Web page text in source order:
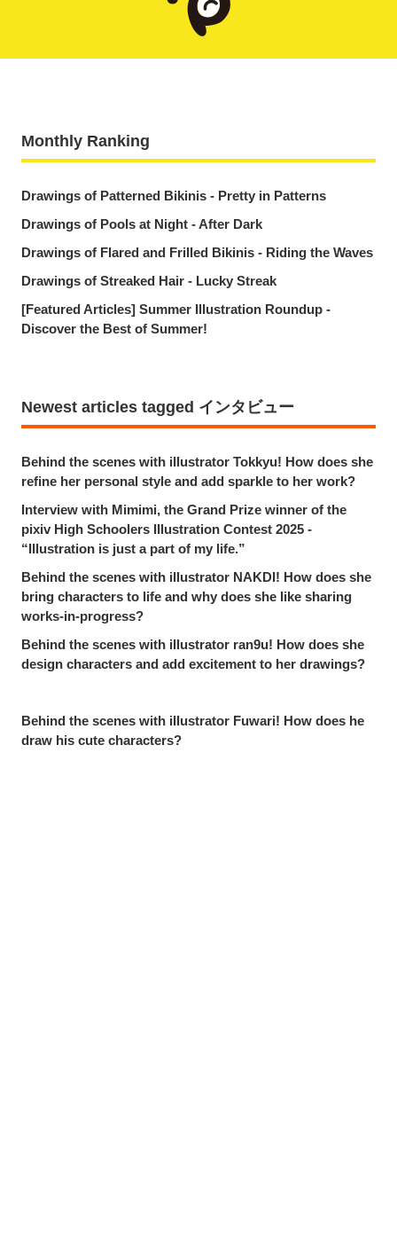
Monthly Ranking
Drawings of Patterned Bikinis - Pretty in Patterns
Drawings of Pools at Night - After Dark
Drawings of Flared and Frilled Bikinis - Riding the Waves
Drawings of Streaked Hair - Lucky Streak
[Featured Articles] Summer Illustration Roundup -
Discover the Best of Summer!
Newest articles tagged インタビュー
Behind the scenes with illustrator Tokkyu! How does she
refine her personal style and add sparkle to her work?
Interview with Mimimi, the Grand Prize winner of the
pixiv High Schoolers Illustration Contest 2025 -
“Illustration is just a part of my life.”
Behind the scenes with illustrator NAKDI! How does she
bring characters to life and why does she like sharing
works-in-progress?
Behind the scenes with illustrator ran9u! How does she
design characters and add excitement to her drawings?
Behind the scenes with illustrator Fuwari! How does he
draw his cute characters?